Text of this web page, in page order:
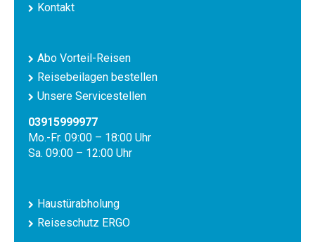
Kontakt
Abo Vorteil-Reisen
Reisebeilagen bestellen
Unsere Servicestellen
03915999977
Mo.-Fr. 09:00 – 18:00 Uhr
Sa. 09:00 – 12:00 Uhr
Haustürabholung
Reiseschutz ERGO